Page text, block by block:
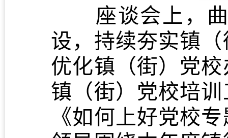
座谈会上，曲
设，持续夯实镇
优化镇（街）党
镇（街）党校培
《如何上好党校